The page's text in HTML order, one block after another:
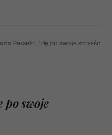
Peszek: „Idę po swoje szczęście”
po swoje